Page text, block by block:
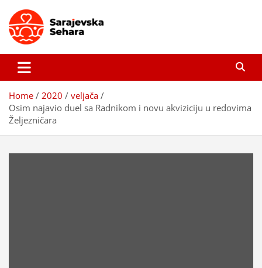
content
Sarajevska sehara
Home 2020
veljača
Osim najavio duel sa Radnikom i novu akviziciju u redovima
Željezničara